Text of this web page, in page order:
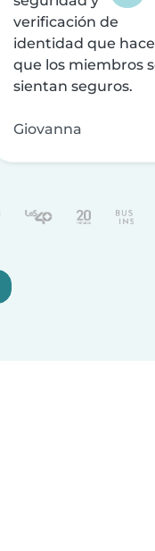
verificación de
identidad que
que los miembros
sientan seguros.
Giovanna